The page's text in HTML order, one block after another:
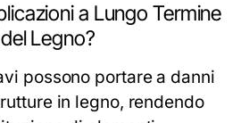
a Lungo Termine
Legno?
possono portare a danni
in legno, rendendo